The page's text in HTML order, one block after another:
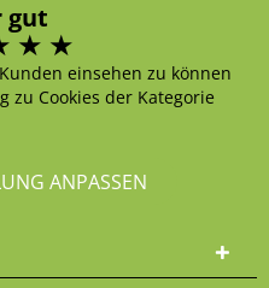
gut
einsehen zu können
zu Cookies der Kategorie
ANPASSEN